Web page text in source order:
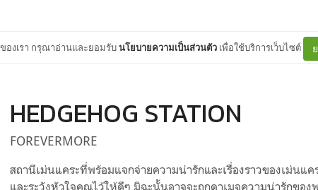
องเรา กรุณาอ่านและยอมรับนโยบายความเป็นส่วนตัว เพื่อใช้บริการเว็บไซต์
HEDGEHOG STATION
FOREVERMORE
สถานีเม่นแคระที่พร้อมแจกจ่ายความน่ารักและเรื่องราวของเม่นแ
และระวังหัวใจคุณไว้ให้ดีๆ มิฉะนั้นอาจจะถูกดาเมจความน่ารักขอ